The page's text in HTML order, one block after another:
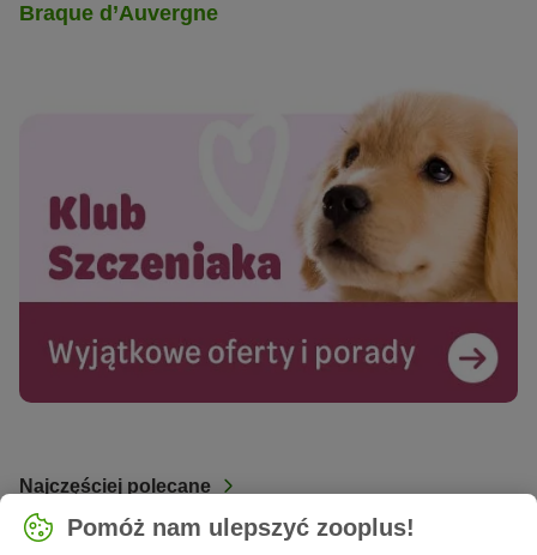
Braque d’Auvergne
Najczęściej polecane
Pomóż nam ulepszyć zooplus!